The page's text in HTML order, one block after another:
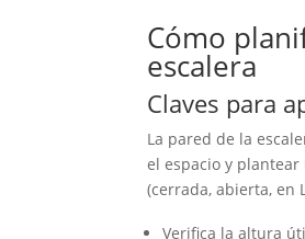
Cómo
escalera
Claves para
La pared de la
el espacio y
(cerrada, abierta, en
Verifica la altura